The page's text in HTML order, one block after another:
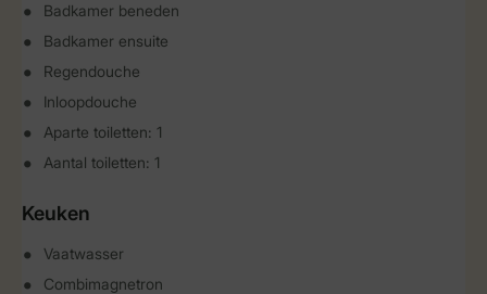
Badkamer beneden
Badkamer ensuite
Regendouche
Inloopdouche
Aparte toiletten: 1
Aantal toiletten: 1
Keuken
Vaatwasser
Combimagnetron